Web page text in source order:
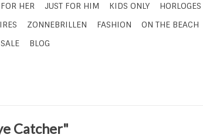
HER JUST FOR HIM KIDS ONLY HORLOGES
ZONNEBRILLEN FASHION ON THE BEACH
SALE BLOG
Catcher"